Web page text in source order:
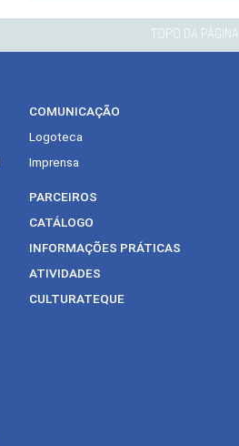
TOPO DA PÁGINA
COMUNICAÇÃO
Logoteca
Imprensa
PARCEIROS
CATÁLOGO
INFORMAÇÕES PRÁTICAS
ATIVIDADES
CULTURATEQUE